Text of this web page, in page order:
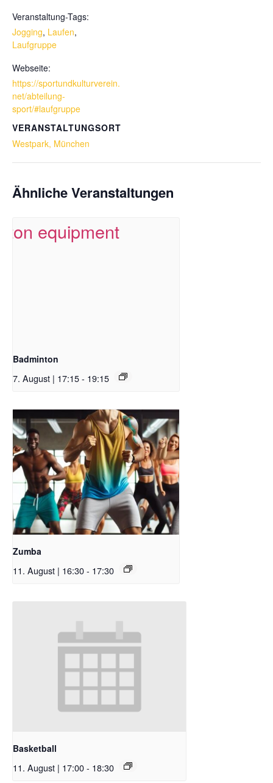
Veranstaltung-Tags:
Jogging, Laufen,
Laufgruppe
Webseite:
https://sportundkulturverein.
net/abteilung-
sport/#laufgruppe
VERANSTALTUNGSORT
Westpark, München
Ähnliche Veranstaltungen
Badminton
7. August | 17:15- 19:15
Zumba
11. August | 16:30- 17:30
Basketball
11. August | 17:00- 18:30